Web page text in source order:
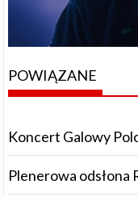
POWIĄZANE
Koncert Galowy
Plenerowa odsłona